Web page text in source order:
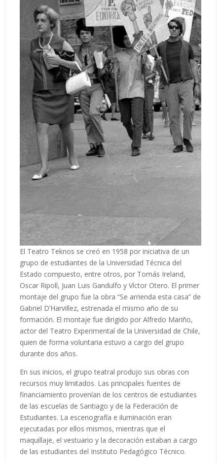
El Teatro Teknos se creó en 1958 por iniciativa de un
grupo de estudiantes de la Universidad Técnica del
Estado compuesto, entre otros, por Tomás Ireland,
Oscar Ripoll, Juan Luis Gandulfo y Víctor Otero. El primer
montaje del grupo fue la obra “Se arrienda esta casa” de
Gabriel D’Harvillez, estrenada el mismo año de su
formación. El montaje fue dirigido por Alfredo Mariño,
actor del Teatro Experimental de la Universidad de Chile,
quien de forma voluntaria estuvo a cargo del grupo
durante dos años.
En sus inicios, el grupo teatral produjo sus obras con
recursos muy limitados. Las principales fuentes de
financiamiento provenían de los centros de estudiantes
de las escuelas de Santiago y de la Federación de
Estudiantes. La escenografía e iluminación eran
ejecutadas por ellos mismos, mientras que el
maquillaje, el vestuario y la decoración estaban a cargo
de las estudiantes del Instituto Pedagógico Técnico.